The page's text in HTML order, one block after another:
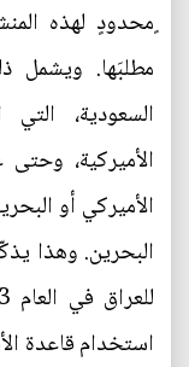
ٍمحدودٍ لهذه
مطلبَها. ويشمل
السعودية،
الأميركية،
الأميركي أو
البحرين. وهذا
استخدام قاعدة